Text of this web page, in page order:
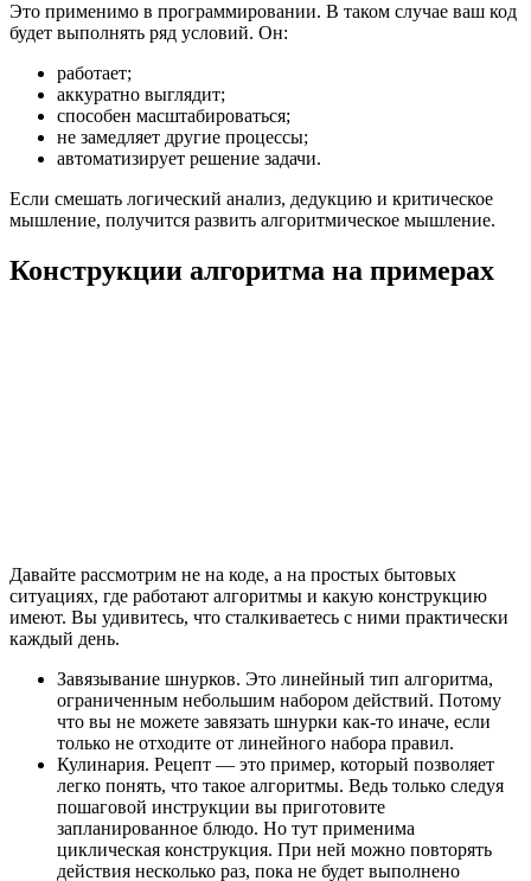
Это применимо в программировании. В таком случае ваш код
будет выполнять ряд условий. Он:
работает;
аккуратно выглядит;
способен масштабироваться;
не замедляет другие процессы;
автоматизирует решение задачи.
Если смешать логический анализ, дедукцию и критическое
мышление, получится развить алгоритмическое мышление.
Конструкции алгоритма на примерах
Давайте рассмотрим не на коде, а на простых бытовых
ситуациях, где работают алгоритмы и какую конструкцию
имеют. Вы удивитесь, что сталкиваетесь с ними практически
каждый день.
Завязывание шнурков. Это линейный тип алгоритма,
ограниченным небольшим набором действий. Потому
что вы не можете завязать шнурки как-то иначе, если
только не отходите от линейного набора правил.
Кулинария. Рецепт — это пример, который позволяет
легко понять, что такое алгоритмы. Ведь только следуя
пошаговой инструкции вы приготовите
запланированное блюдо. Но тут применима
циклическая конструкция. При ней можно повторять
действия несколько раз, пока не будет выполнено